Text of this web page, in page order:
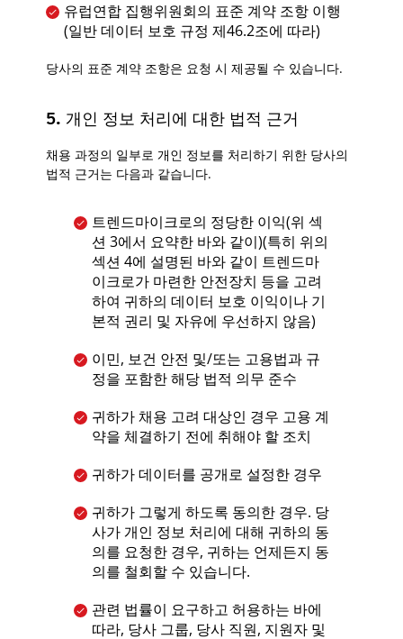
유럽연합 집행위원회의 표준 계약 조항 이행
(일반 데이터 보호 규정 제46.2조에 따라)
당사의 표준 계약 조항은 요청 시 제공될 수 있습니다.
5. 개인 정보 처리에 대한 법적 근거
채용 과정의 일부로 개인 정보를 처리하기 위한 당사의
법적 근거는 다음과 같습니다.
트렌드마이크로의 정당한 이익(위 섹
션 3에서 요약한 바와 같이)(특히 위의
섹션 4에 설명된 바와 같이 트렌드마
이크로가 마련한 안전장치 등을 고려
하여 귀하의 데이터 보호 이익이나 기
본적 권리 및 자유에 우선하지 않음)
이민, 보건 안전 및/또는 고용법과 규
정을 포함한 해당 법적 의무 준수
귀하가 채용 고려 대상인 경우 고용 계
약을 체결하기 전에 취해야 할 조치
귀하가 데이터를 공개로 설정한 경우
귀하가 그렇게 하도록 동의한 경우. 당
사가 개인 정보 처리에 대해 귀하의 동
의를 요청한 경우, 귀하는 언제든지 동
의를 철회할 수 있습니다.
관련 법률이 요구하고 허용하는 바에
따라, 당사 그룹, 당사 직원, 지원자 및